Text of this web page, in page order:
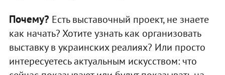
Почему? Есть выставочный проект, не знаете
как начать? Хотите узнать как организовать
выставку в украинских реалиях? Или просто
интересуетесь актуальным искусством: что